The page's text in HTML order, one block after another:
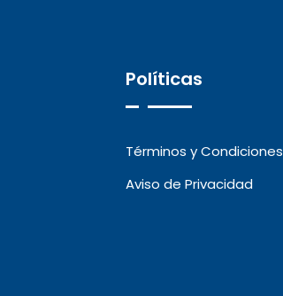
Políticas
Términos y Condiciones
Aviso de Privacidad